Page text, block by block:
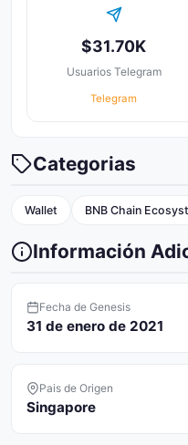
$31.70K
Usuarios Telegram
Telegram
Categorias
Wallet BNB Chain
Información
Fecha de Genesis
31 de enero de 2021
Pais de Origen
Singapore